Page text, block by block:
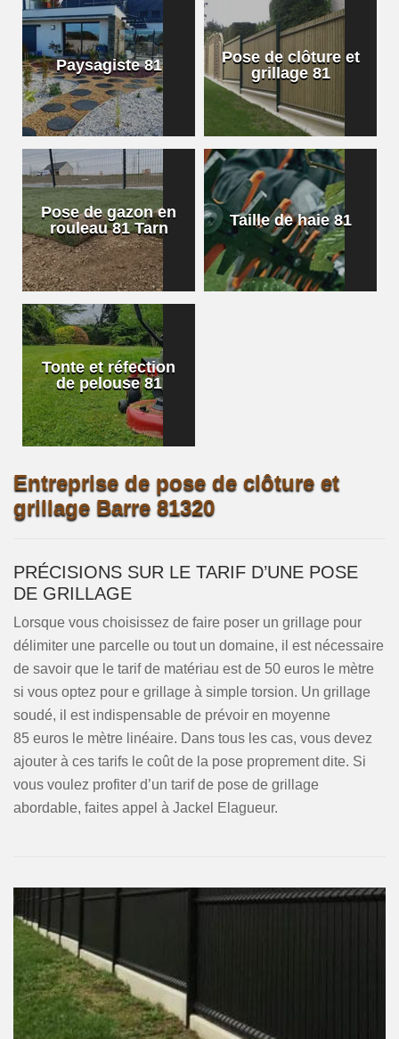
Paysagiste 81
Pose de clôture et
grillage 81
Pose de gazon en
rouleau 81 Tarn
Taille de haie 81
Tonte et réfection
de pelouse 81
Entreprise de pose de clôture et
grillage Barre 81320
PRÉCISIONS SUR LE TARIF D’UNE POSE
DE GRILLAGE
Lorsque vous choisissez de faire poser un grillage pour
délimiter une parcelle ou tout un domaine, il est nécessaire
de savoir que le tarif de matériau est de 50 euros le mètre
si vous optez pour e grillage à simple torsion. Un grillage
soudé, il est indispensable de prévoir en moyenne
85 euros le mètre linéaire. Dans tous les cas, vous devez
ajouter à ces tarifs le coût de la pose proprement dite. Si
vous voulez profiter d’un tarif de pose de grillage
abordable, faites appel à Jackel Elagueur.